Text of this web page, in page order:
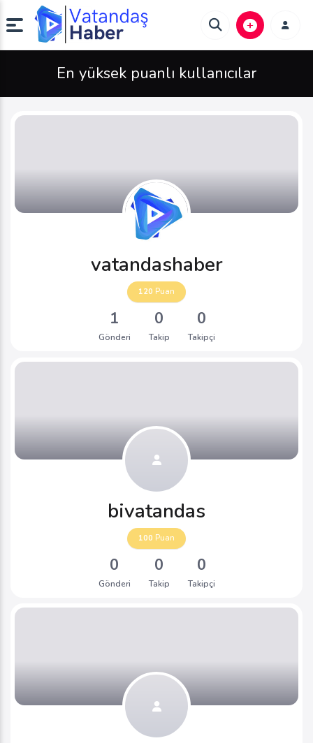
En yüksek puanlı kullanıcılar
vatandashaber
120 Puan
1
Gönderi
0
Takip
0
Takipçi
bivatandas
100 Puan
0
Gönderi
0
Takip
0
Takipçi